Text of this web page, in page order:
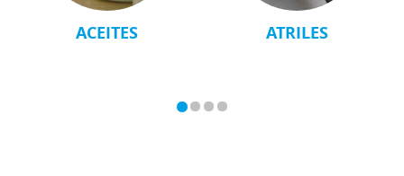
ACEITES ATRILES